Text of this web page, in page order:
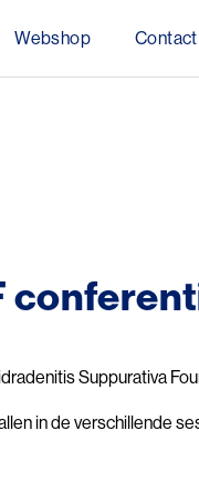
Webshop Contact
Suppurativa
in de verschillende